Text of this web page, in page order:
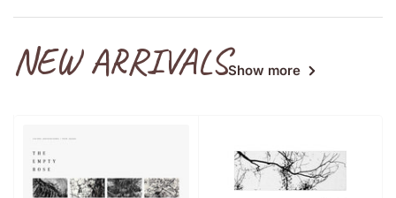
NEW ARRIVALSShow more